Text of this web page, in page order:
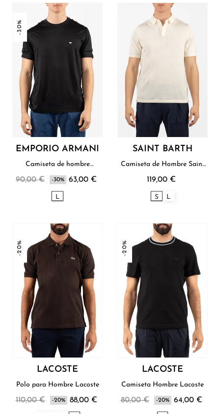
-30%
EMPORIO ARMANI
Camiseta de hombre
90,00 € -30% 63,00 €
L
SAINT BARTH
Camiseta de Hombre Saint
119,00 €
S L
-20%
LACOSTE
Polo para Hombre Lacoste
110,00 € -20% 88,00 €
-20%
LACOSTE
Camiseta Hombre Lacoste
80,00 € -20% 64,00 €